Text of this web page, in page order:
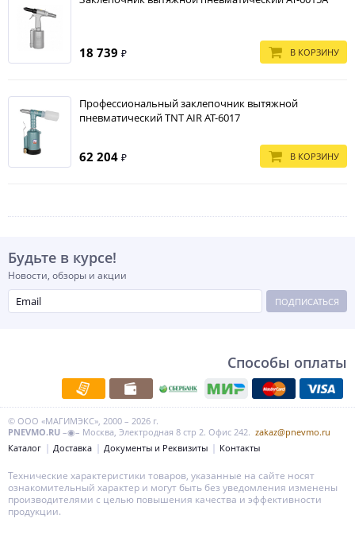
18 739 ₽ В КОРЗИНУ
Профессиональный заклепочник вытяжной
пневматический TNT AIR AT-6017
62 204 ₽ В КОРЗИНУ
Будьте в курсе!
Новости, обзоры и акции
ПОДПИСАТЬСЯ
Способы оплаты
© ООО «МАГИМЭКС», 2000 – 2026 г.
PNEVMO.RU –◉– Москва, Электродная 8 стр 2. Офис 242. zakaz@pnevmo.ru
Каталог
Доставка Документы и Реквизиты Контакты
Технические характеристики товаров, указанные на сайте носят
ознакомительный характер и могут быть без уведомления изменены
производителями с целью повышения качества и эффективности
продукции.